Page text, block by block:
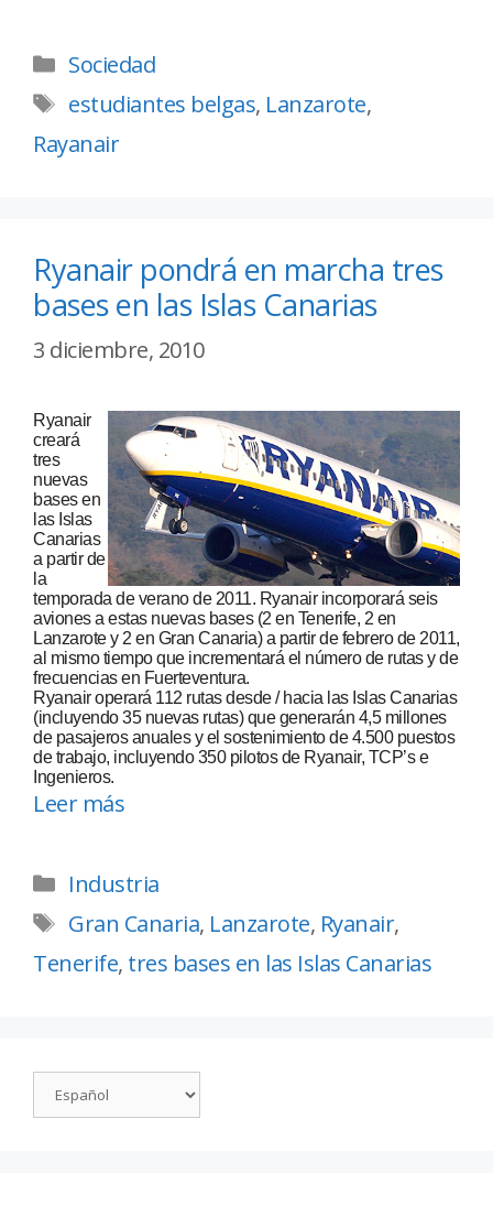
Sociedad
estudiantes belgas, Lanzarote,
Rayanair
Ryanair pondrá en marcha tres
bases en las Islas Canarias
3 diciembre, 2010
Ryanair
creará
tres
nuevas
bases en
las Islas
Canarias
a partir de
la
temporada de verano de 2011. Ryanair incorporará seis
aviones a estas nuevas bases (2 en Tenerife, 2 en
Lanzarote y 2 en Gran Canaria) a partir de febrero de 2011,
al mismo tiempo que incrementará el número de rutas y de
frecuencias en Fuerteventura.
Ryanair operará 112 rutas desde / hacia las Islas Canarias
(incluyendo 35 nuevas rutas) que generarán 4,5 millones
de pasajeros anuales y el sostenimiento de 4.500 puestos
de trabajo, incluyendo 350 pilotos de Ryanair, TCP’s e
Ingenieros.
Leer más
Industria
Gran Canaria, Lanzarote, Ryanair,
Tenerife, tres bases en las Islas Canarias